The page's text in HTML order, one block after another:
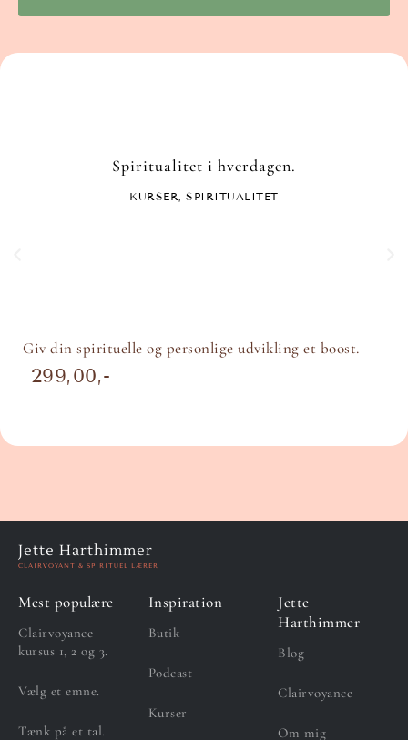
Spiritualitet i hverdagen.
KURSER,SPIRITUALITET
Giv din spirituelle og personlige udvikling et boost.
299,00
Jette Harthimmer
CLAIRVOYANT & SPIRITUEL LÆRER
Mest populære
Clairvoyance
kursus 1, 2 og 3.
Vælg et emne.
Tænk på et tal.
Inspiration
Butik
Podcast
Kurser
Jette
Harthimmer
Blog
Clairvoyance
Om mig